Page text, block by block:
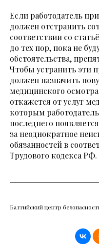
Если работодатель
должен отстранить
соответствии со
до тех пор, пока не
обстоятельства,
Чтобы устранить эти
должен назначить
медицинского
откажется от услуг
которым
последнего
за неоднократное
обязанностей в
Трудового кодекса РФ.
Балтийский центр